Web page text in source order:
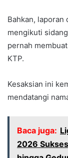
Bahkan, laporan
mengikuti
pernah
KTP.
Kesaksian ini
mendatangi
Baca juga:
2026